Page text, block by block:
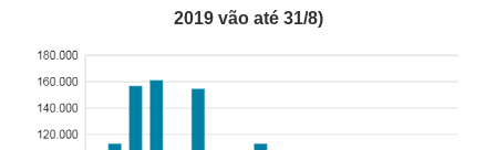
2019 vão até 31/8)